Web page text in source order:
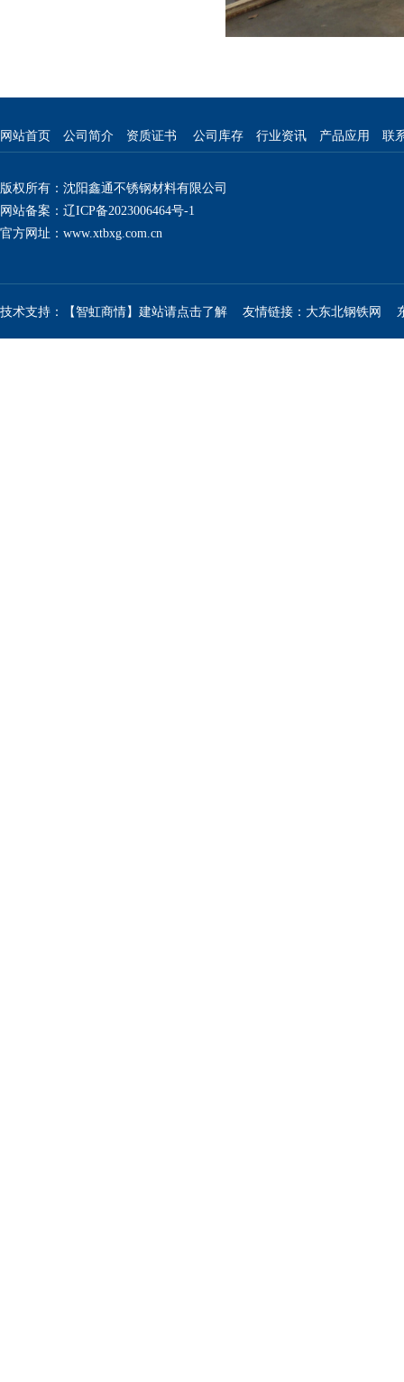
网站首页 公司简介 资质证书 公司库存 行业资讯 产品应用 联
版权所有：沈阳鑫通不锈钢材料有限公司
网站备案：辽ICP备2023006464号-1
官方网址： www.xtbxg.com.cn
技术支持：【智虹商情】建站请点击了解 友情链接： 大东北钢铁网